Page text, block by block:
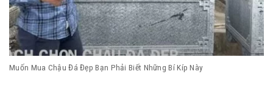
Muốn Mua Chậu Đá Đẹp Bạn Phải Biết Những Bí Kíp Này